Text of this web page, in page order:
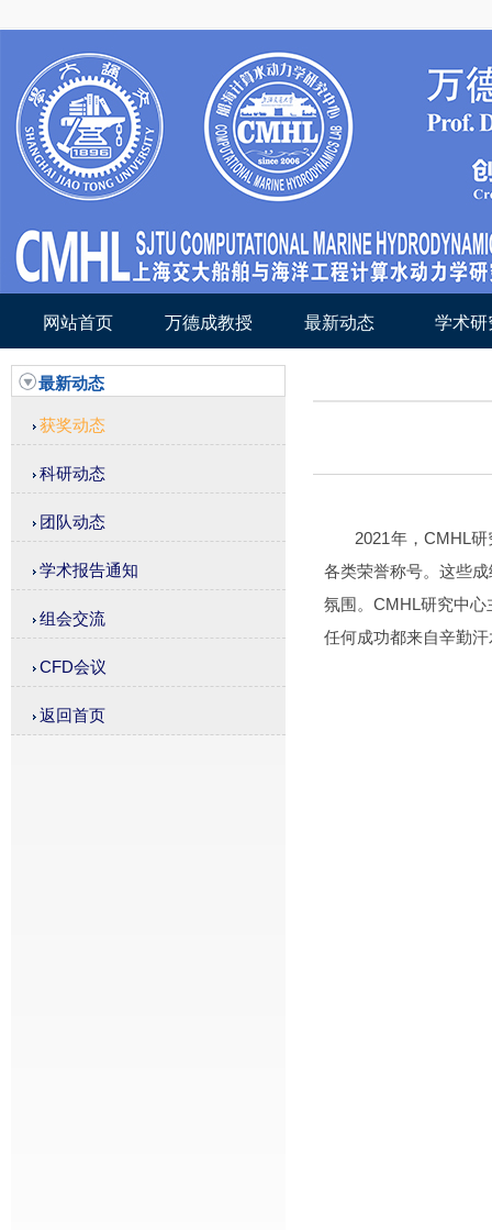
网站首页 万德成教授 最新动态 学术研
最新动态
获奖动态
科研动态
团队动态
学术报告通知
组会交流
CFD会议
返回首页
2021年，CMHL
各类荣誉称号。这些
氛围。CMHL研究中
任何成功都来自辛勤